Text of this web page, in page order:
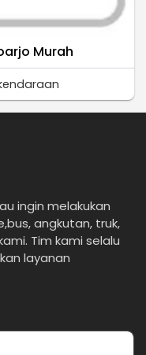
Murah
ingin melakukan
angkutan, truk,
Tim kami selalu
layanan